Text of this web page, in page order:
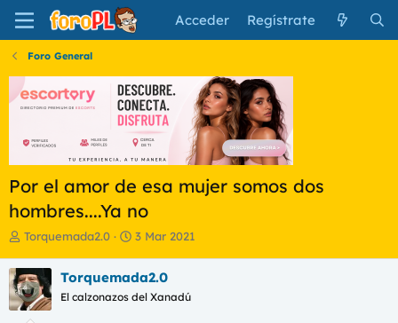
Acceder Regístrate
Foro General
Por el amor de esa mujer somos dos
hombres....Ya no
I
i
c
i
a
Torquemada2.0
F
h
a
3 Mar 2021
Torquemada2.0
El calzonazos del Xanadú